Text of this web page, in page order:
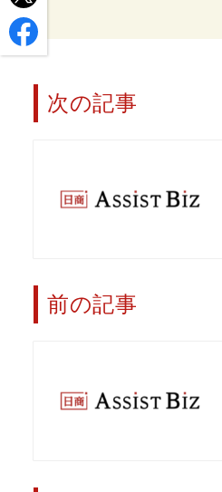
次の記事
前の記事